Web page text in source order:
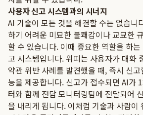
사용자 신고 시스템과의 시너지
AI 기술이 모든 것을 해결할 수는 없습니
하기 어려운 미묘한 불쾌감이나 교묘한
할 수 있습니다. 이때 중요한 역할을 하
고 시스템입니다. 위피는 사용자가 대화
약관 위반 사례를 발견했을 때, 즉시 신
능을 제공합니다. 신고가 접수되면 AI가
터와 함께 전담 모니터링팀에 전달되어
을 내리게 됩니다. 이처럼 기술과 사람이